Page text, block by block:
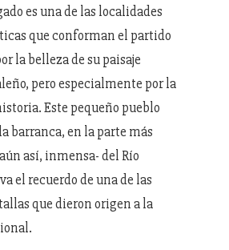
es una de las localidades
que conforman el partido
la belleza de su paisaje
pero especialmente por la
Este pequeño pueblo
barranca, en la parte más
así, inmensa- del Río
el recuerdo de una de las
que dieron origen a la